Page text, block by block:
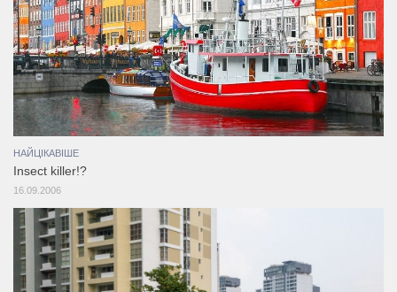
НАЙЦІКАВІШЕ
Insect killer!?
16.09.2006